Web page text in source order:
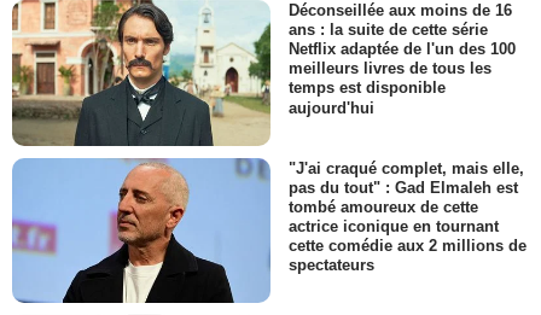
Déconseillée aux moins de 16
ans : la suite de cette série
Netflix adaptée de l'un des 100
meilleurs livres de tous les
temps est disponible
aujourd'hui
"J'ai craqué complet, mais elle,
pas du tout" : Gad Elmaleh est
tombé amoureux de cette
actrice iconique en tournant
cette comédie aux 2 millions de
spectateurs